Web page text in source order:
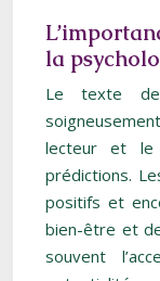
la
Le texte
lecteur et le
prédictions.
positifs et
bien-être et
souvent